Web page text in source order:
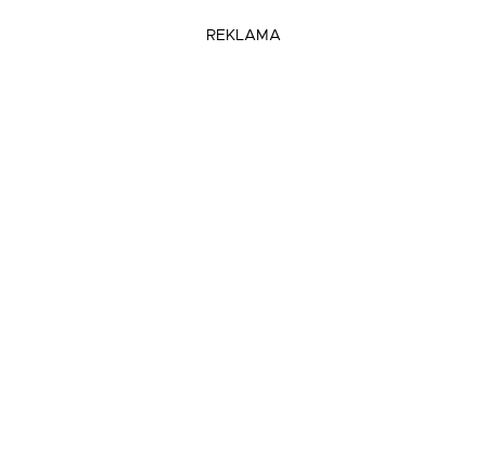
REKLAMA